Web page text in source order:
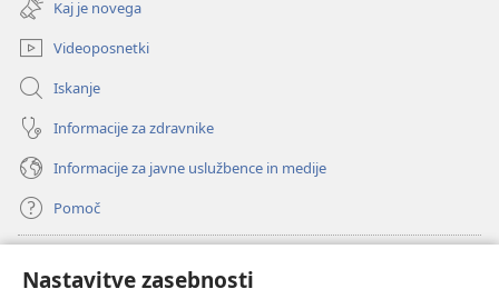
Nastavitve zasebnosti
okno)
Kaj je novega
Videoposnetki
Iskanje
Informacije za zdravnike
Informacije za javne uslužbence in medije
Pomoč
(odpre